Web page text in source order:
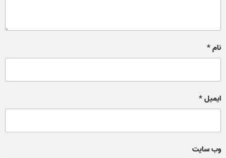
نام*
ایمیل*
وب‌ سایت